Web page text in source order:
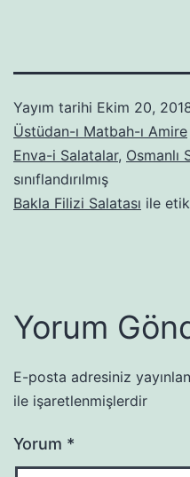
Yayım tarihi Ekim 20,
Üstüdan-ı Matbah-ı Amire
Enva-i Salatalar, Osmanlı
sınıflandırılmış
Bakla Filizi Salatası ile
Yorum
E-posta adresiniz
ile işaretlenmişlerdir
Yorum *